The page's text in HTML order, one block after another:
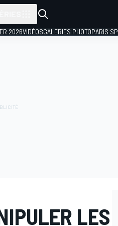
2026VIDÉOSGALERIES PHOTOPARIS
LES